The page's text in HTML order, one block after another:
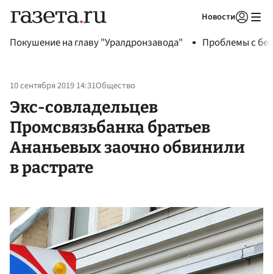
Новости
Покушение на главу "Уралдронзавода" Проблемы с
10 сентября 2019 14:31Общество
Экс-совладельцев
Промсвязьбанка братьев
Ананьевых заочно обвинили
в растрате